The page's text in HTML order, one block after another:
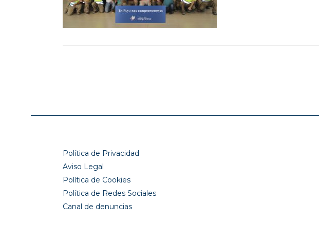
Política de Privacidad
Aviso Legal
Política de Cookies
Política de Redes Sociales
Canal de denuncias